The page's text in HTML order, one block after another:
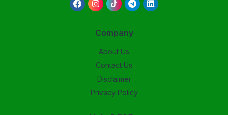
Company
About Us
Contact Us
Disclaimer
Privacy Policy